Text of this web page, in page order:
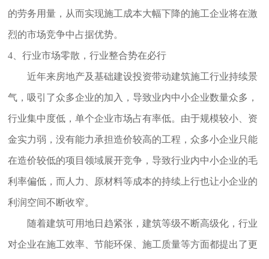
的劳务用量，从而实现施工成本大幅下降的施工企业将在激
烈的市场竞争中占据优势。
4、行业市场零散，行业整合势在必行
近年来房地产及基础建设投资带动建筑施工行业持续景
气，吸引了众多企业的加入，导致业内中小企业数量众多，
行业集中度低，单个企业市场占有率低。由于规模较小、资
金实力弱，没有能力承担造价较高的工程，众多小企业只能
在造价较低的项目领域展开竞争，导致行业内中小企业的毛
利率偏低，而人力、原材料等成本的持续上行也让小企业的
利润空间不断收窄。
随着建筑可用地日趋紧张，建筑等级不断高级化，行业
对企业在施工效率、节能环保、施工质量等方面都提出了更